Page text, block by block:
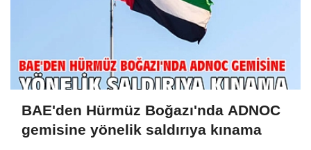
BAE'den Hürmüz Boğazı'nda ADNOC
gemisine yönelik saldırıya kınama